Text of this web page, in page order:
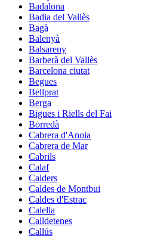
Badalona
Badia del Vallès
Bagà
Balenyà
Balsareny
Barberà del Vallès
Barcelona ciutat
Begues
Bellprat
Berga
Bigues i Riells del Fai
Borredà
Cabrera d'Anoia
Cabrera de Mar
Cabrils
Calaf
Calders
Caldes de Montbui
Caldes d'Estrac
Calella
Calldetenes
Callús